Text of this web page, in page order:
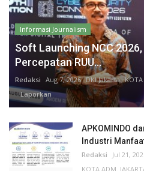
Informasi Journalism
Soft Launching NCC
Percepatan RUU...
Redaksi Aug 7, 2026 DKI Jakarta KOTA
Laporkan
APKOMINDO
Industri
Redaksi Jul 21,
KOTA ADM.